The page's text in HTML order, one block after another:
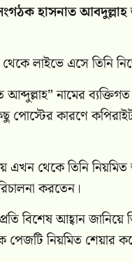
হাসনাত
লাইভে এসে তিনি
নামের
পোস্টের কারণে
এখন থেকে তিনি
করতেন।
বিশেষ আহ্বান
পেজটি নিয়মিত শেয়ার